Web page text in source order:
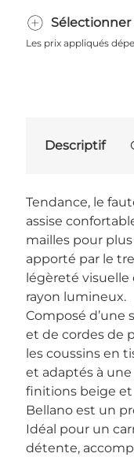
Les prix appliqués
Descriptif
Tendance, le
assise
mailles pour plus
apporté par le
légèreté visuelle
rayon lumineux.
Composé d’une
et de cordes de
les coussins en
et adaptés à
finitions beige
Bellano est un
Idéal pour un
détente,